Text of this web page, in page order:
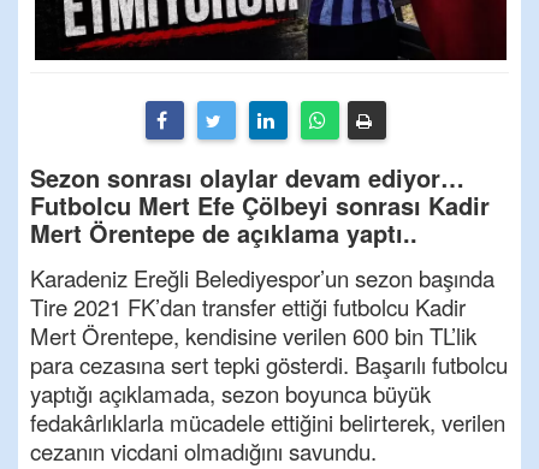
Sezon sonrası olaylar devam ediyor…
Futbolcu Mert Efe Çölbeyi sonrası Kadir
Mert Örentepe de açıklama yaptı..
Karadeniz Ereğli Belediyespor’un sezon başında
Tire 2021 FK’dan transfer ettiği futbolcu Kadir
Mert Örentepe, kendisine verilen 600 bin TL’lik
para cezasına sert tepki gösterdi. Başarılı futbolcu
yaptığı açıklamada, sezon boyunca büyük
fedakârlıklarla mücadele ettiğini belirterek, verilen
cezanın vicdani olmadığını savundu.